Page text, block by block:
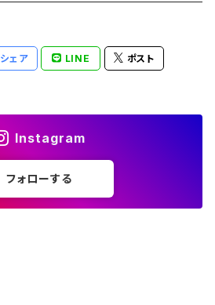
シェア LINE ポスト
Instagram
フォローする